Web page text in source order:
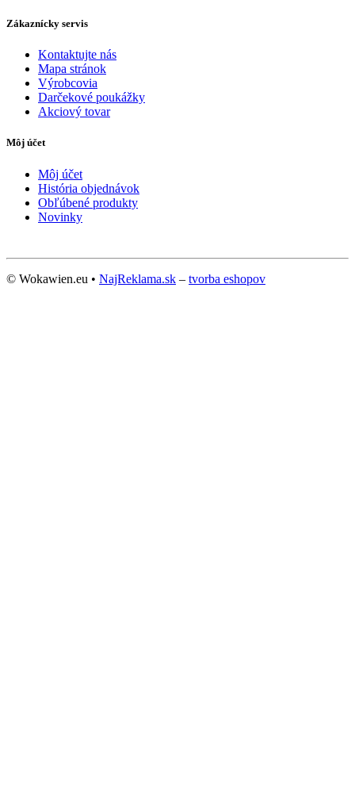
Zákaznícky servis
Kontaktujte nás
Mapa stránok
Výrobcovia
Darčekové poukážky
Akciový tovar
Môj účet
Môj účet
História objednávok
Obľúbené produkty
Novinky
© Wokawien.eu • NajReklama.sk – tvorba eshopov